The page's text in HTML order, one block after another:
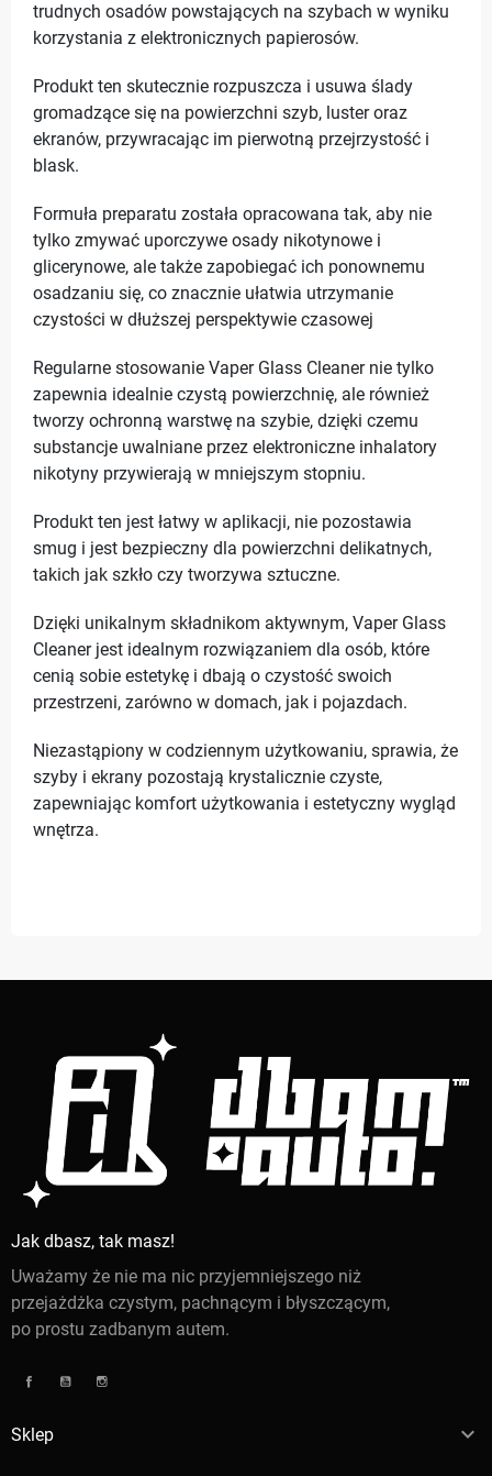
trudnych osadów powstających na szybach w wyniku
korzystania z elektronicznych papierosów.
Produkt ten skutecznie rozpuszcza i usuwa ślady
gromadzące się na powierzchni szyb, luster oraz
ekranów, przywracając im pierwotną przejrzystość i
blask.
Formuła preparatu została opracowana tak, aby nie
tylko zmywać uporczywe osady nikotynowe i
glicerynowe, ale także zapobiegać ich ponownemu
osadzaniu się, co znacznie ułatwia utrzymanie
czystości w dłuższej perspektywie czasowej
Regularne stosowanie Vaper Glass Cleaner nie tylko
zapewnia idealnie czystą powierzchnię, ale również
tworzy ochronną warstwę na szybie, dzięki czemu
substancje uwalniane przez elektroniczne inhalatory
nikotyny przywierają w mniejszym stopniu.
Produkt ten jest łatwy w aplikacji, nie pozostawia
smug i jest bezpieczny dla powierzchni delikatnych,
takich jak szkło czy tworzywa sztuczne.
Dzięki unikalnym składnikom aktywnym, Vaper Glass
Cleaner jest idealnym rozwiązaniem dla osób, które
cenią sobie estetykę i dbają o czystość swoich
przestrzeni, zarówno w domach, jak i pojazdach.
Niezastąpiony w codziennym użytkowaniu, sprawia, że
szyby i ekrany pozostają krystalicznie czyste,
zapewniając komfort użytkowania i estetyczny wygląd
wnętrza.
Jak dbasz, tak masz!
Uważamy że nie ma nic przyjemniejszego niż
przejażdżka czystym, pachnącym i błyszczącym,
po prostu zadbanym autem.
Sklep 